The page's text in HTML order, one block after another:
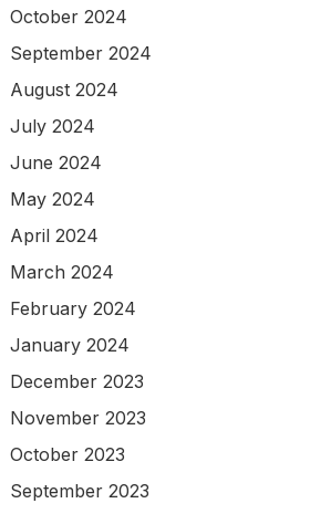
October 2024
September 2024
August 2024
July 2024
June 2024
May 2024
April 2024
March 2024
February 2024
January 2024
December 2023
November 2023
October 2023
September 2023